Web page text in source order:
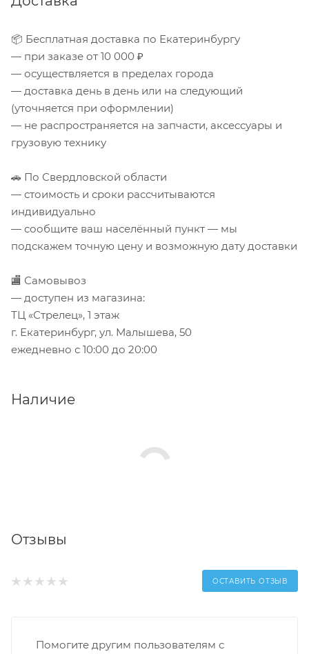
📦 Бесплатная доставка по Екатеринбургу
— при заказе от 10 000 ₽
— осуществляется в пределах города
— доставка день в день или на следующий
(уточняется при оформлении)
— не распространяется на запчасти, аксессуары и
грузовую технику
🚗 По Свердловской области
— стоимость и сроки рассчитываются
индивидуально
— сообщите ваш населённый пункт — мы
подскажем точную цену и возможную дату доставки
🏬 Самовывоз
— доступен из магазина:
ТЦ «Стрелец», 1 этаж
г. Екатеринбург, ул. Малышева, 50
ежедневно с 10:00 до 20:00
Наличие
Отзывы
ОСТАВИТЬ ОТЗЫВ
Помогите другим пользователям с